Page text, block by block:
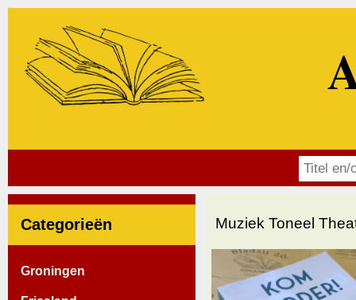
Categorieën
Groningen
Muziek Toneel